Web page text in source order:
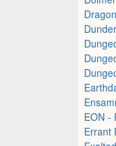
EON -
Errant